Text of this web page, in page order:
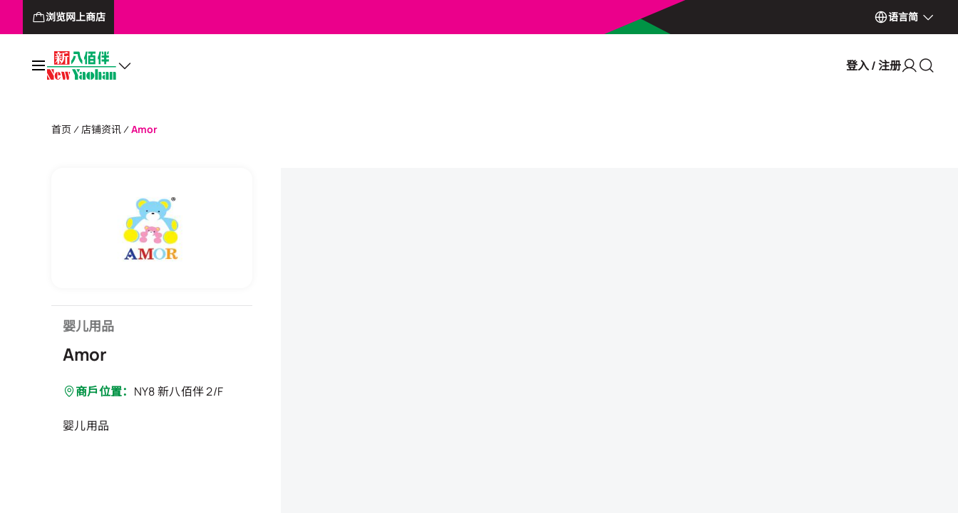
浏览网上商店 语言简
登入 / 注册
首页 店铺资讯 Amor
婴儿用品
Amor
商戶位置： NY8 新八佰伴 2/F
婴儿用品